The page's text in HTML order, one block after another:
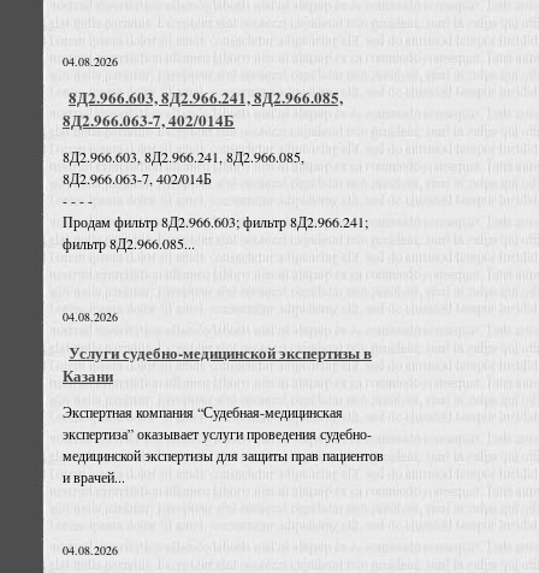
04.08.2026
8Д2.966.603, 8Д2.966.241, 8Д2.966.085,
8Д2.966.063-7, 402/014Б
8Д2.966.603, 8Д2.966.241, 8Д2.966.085,
8Д2.966.063-7, 402/014Б
- - - -
Продам фильтр 8Д2.966.603; фильтр 8Д2.966.241;
фильтр 8Д2.966.085...
04.08.2026
Услуги судебно-медицинской экспертизы в
Казани
Экспертная компания “Судебная-медицинская
экспертиза” оказывает услуги проведения судебно-
медицинской экспертизы для защиты прав пациентов
и врачей...
04.08.2026